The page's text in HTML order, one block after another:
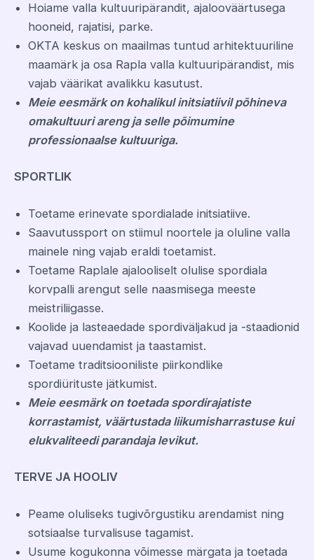
Hoiame valla kultuuripärandit, ajalooväärtusega
hooneid, rajatisi, parke.
OKTA keskus on maailmas tuntud arhitektuuriline
maamärk ja osa Rapla valla kultuuripärandist, mis
vajab väärikat avalikku kasutust.
Meie eesmärk on kohalikul initsiatiivil põhineva
omakultuuri areng ja selle põimumine
professionaalse kultuuriga.
SPORTLIK
Toetame erinevate spordialade initsiatiive.
Saavutussport on stiimul noortele ja oluline valla
mainele ning vajab eraldi toetamist.
Toetame Raplale ajalooliselt olulise spordiala
korvpalli arengut selle naasmisega meeste
meistriliigasse.
Koolide ja lasteaedade spordiväljakud ja -staadionid
vajavad uuendamist ja taastamist.
Toetame traditsiooniliste piirkondlike
spordiürituste jätkumist.
Meie eesmärk ontoetada spordirajatiste
korrastamist, väärtustada liikumisharrastuse kui
elukvaliteedi parandaja levikut.
TERVE JA HOOLIV
Peame oluliseks tugivõrgustiku arendamist ning
sotsiaalse turvalisuse tagamist.
Usume kogukonna võimesse märgata ja toetada